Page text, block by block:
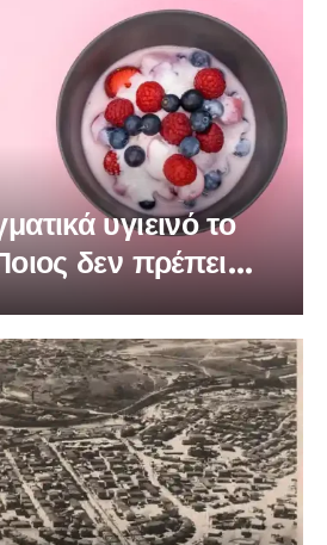
υγιεινό το
δεν πρέπει